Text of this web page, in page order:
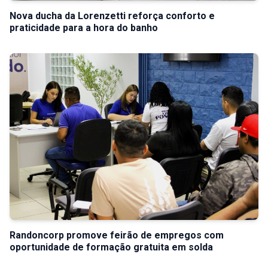
Nova ducha da Lorenzetti reforça conforto e
praticidade para a hora do banho
Randoncorp promove feirão de empregos com
oportunidade de formação gratuita em solda